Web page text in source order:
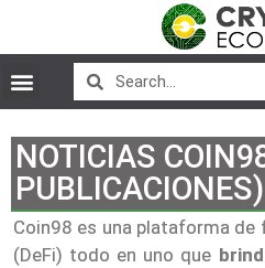
NOTICIAS
PUBLICACIONES)
Coin98 es una plataforma
(DeFi) todo en uno que